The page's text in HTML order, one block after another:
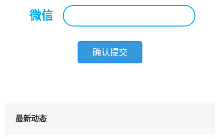
微信
最新动态